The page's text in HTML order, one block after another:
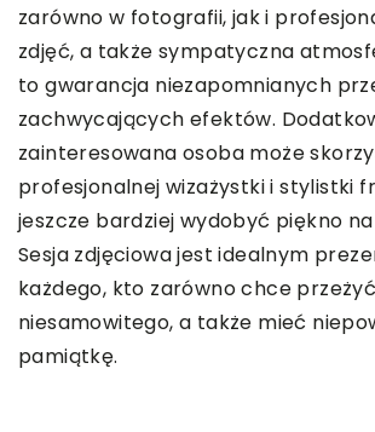
zarówno w fotografii, jak i
zdjęć, a także sympatyczna
to gwarancja niezapomnianych
zachwycających efektów.
zainteresowana osoba może
profesjonalnej wizażystki i stylistki
jeszcze bardziej wydobyć piękno
Sesja zdjęciowa jest idealnym
każdego, kto zarówno chce
niesamowitego, a także mieć
pamiątkę.